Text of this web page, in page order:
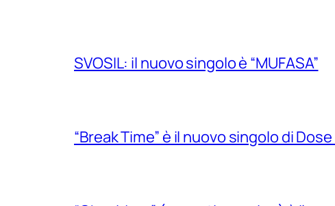
SVOSIL: il nuovo singolo è “MUFASA”
“Break Time” è il nuovo singolo di